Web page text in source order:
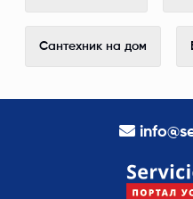
Сантехник на дом